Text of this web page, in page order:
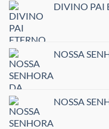
DIVINO PAI
NOSSA
NOSSA